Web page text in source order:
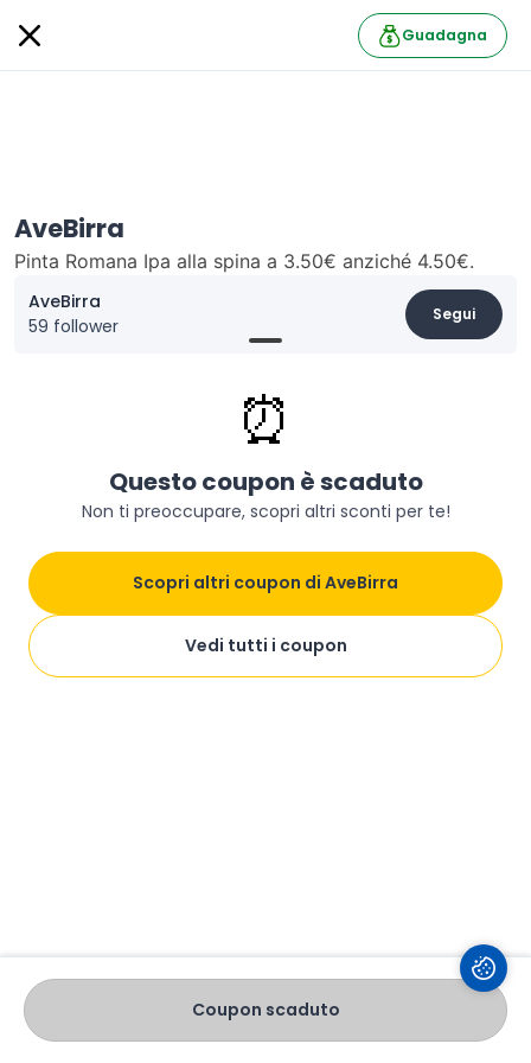
Guadagna
AveBirra
Pinta Romana Ipa alla spina a 3.50€ anziché 4.50€.
AveBirra
59 follower
Segui
Solo per gli studenti University Box una pinta romana
Ipa alla spina a 3.50€ anziché 4.50€.
Coupon scaduto
⏰
Questo coupon è scaduto
Non ti preoccupare, scopri altri sconti per te!
Scopri altri coupon di AveBirra
Vedi tutti i coupon